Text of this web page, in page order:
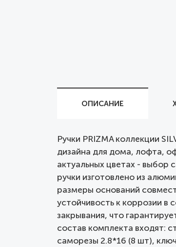
ОПИСАНИЕ
Ручки PRIZMA коллекции
дизайна для дома, лофта,
актуальных цветах - выбор
ручки изготовлено из
размеры оснований
устойчивость к коррозии
закрывания, что
состав комплекта входят:
саморезы 2.8*16 (8 шт),